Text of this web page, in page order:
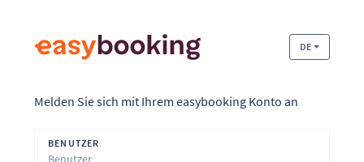
DE
Melden Sie sich mit Ihrem easybooking Konto an
BENUTZER